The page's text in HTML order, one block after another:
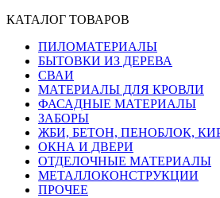
КАТАЛОГ ТОВАРОВ
ПИЛОМАТЕРИАЛЫ
БЫТОВКИ ИЗ ДЕРЕВА
СВАИ
МАТЕРИАЛЫ ДЛЯ КРОВЛИ
ФАСАДНЫЕ МАТЕРИАЛЫ
ЗАБОРЫ
ЖБИ, БЕТОН, ПЕНОБЛОК,
ОКНА И ДВЕРИ
ОТДЕЛОЧНЫЕ МАТЕРИАЛЫ
МЕТАЛЛОКОНСТРУКЦИИ
ПРОЧЕЕ